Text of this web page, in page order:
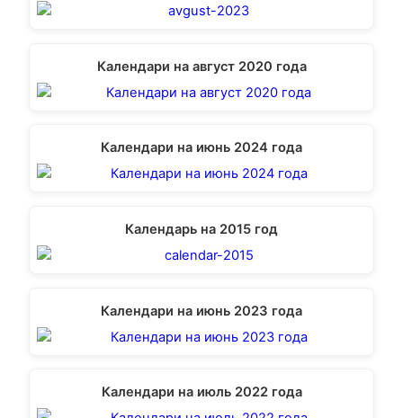
Календари на август 2020 года
Календари на июнь 2024 года
Календарь на 2015 год
Календари на июнь 2023 года
Календари на июль 2022 года